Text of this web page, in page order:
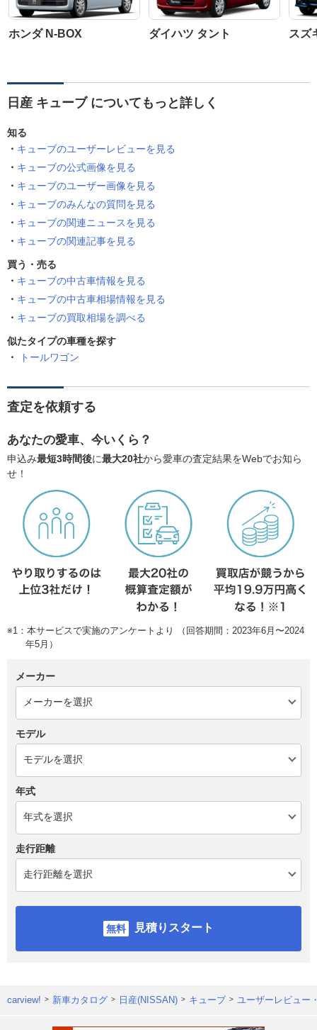
ホンダ N-BOX ダイハツ タント スズ
日産 キューブ についてもっと詳しく
知る
キューブのユーザーレビューを見る
キューブの公式画像を見る
キューブのユーザー画像を見る
キューブのみんなの質問を見る
キューブの関連ニュースを見る
キューブの関連記事を見る
買う・売る
キューブの中古車情報を見る
キューブの中古車相場情報を見る
キューブの買取相場を調べる
似たタイプの車種を探す
トールワゴン
査定を依頼する
あなたの愛車、今いくら？
申込み最短3時間後に最大20社から愛車の査定結果をWebでお知ら
せ！
※1：本サービスで実施のアンケートより （回答期間：2023年6月〜2024
年5月）
メーカー
モデル
年式
走行距離
見積りスタート
carview! 新車カタログ 日産(NISSAN) キューブ ユーザーレビュー